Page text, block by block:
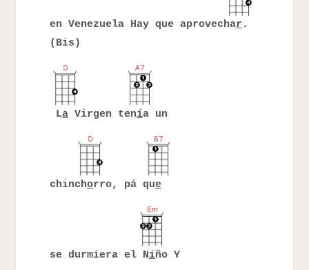
en Venezuela Hay que aprovechar.
(Bis)
LaVirgen tenía un
chinchorro, pá que
se durmiera el Niño Y